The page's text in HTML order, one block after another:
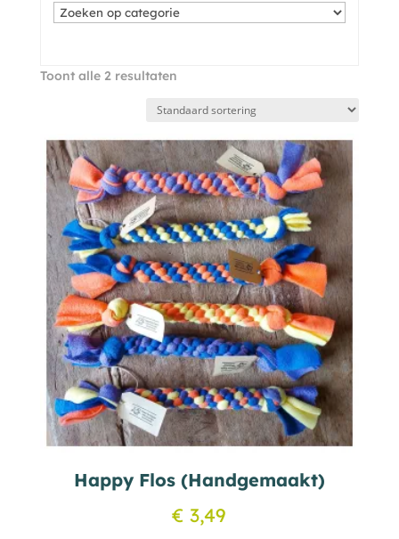
Toont alle 2 resultaten
Happy Flos (Handgemaakt)
€ 3,49